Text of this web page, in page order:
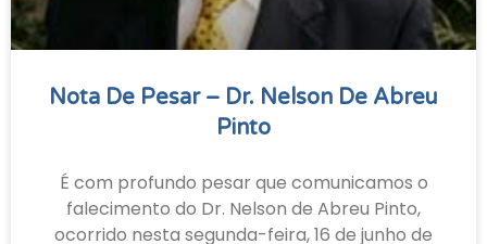
Nota De Pesar – Dr. Nelson De Abreu
Pinto
É com profundo pesar que comunicamos o
falecimento do Dr. Nelson de Abreu Pinto,
ocorrido nesta segunda-feira, 16 de junho de